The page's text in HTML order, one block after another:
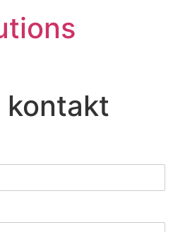
kontakt